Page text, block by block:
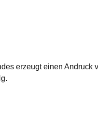
erzeugt einen Andruck